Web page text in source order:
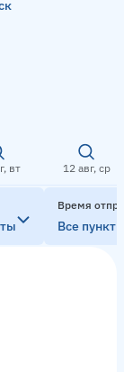
вт 12 авг, ср
Время
Все